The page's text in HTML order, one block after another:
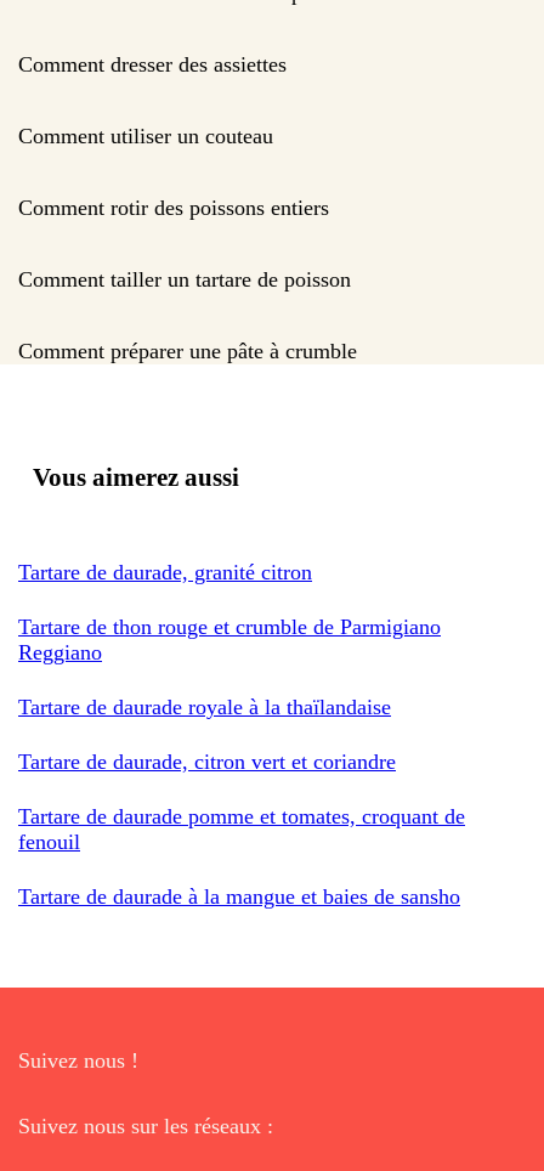
Comment dresser des assiettes
Comment utiliser un couteau
Comment rotir des poissons entiers
Comment tailler un tartare de poisson
Comment préparer une pâte à crumble
Vous aimerez aussi
Tartare de daurade, granité citron
Tartare de thon rouge et crumble de Parmigiano
Reggiano
Tartare de daurade royale à la thaïlandaise
Tartare de daurade, citron vert et coriandre
Tartare de daurade pomme et tomates, croquant de
fenouil
Tartare de daurade à la mangue et baies de sansho
Suivez nous !
Suivez nous sur les réseaux :